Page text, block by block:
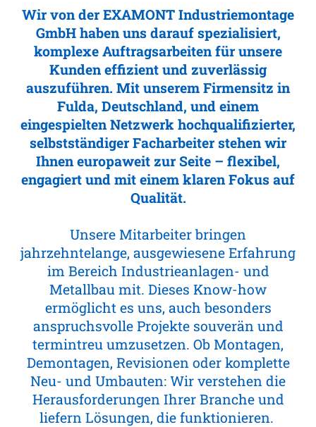
Wir von der EXAMONT Industriemontage
GmbH haben uns darauf spezialisiert,
komplexe Auftragsarbeiten für unsere
Kunden effizient und zuverlässig
auszuführen. Mit unserem Firmensitz in
Fulda, Deutschland, und einem
eingespielten Netzwerk hochqualifizierter,
selbstständiger Facharbeiter stehen wir
Ihnen europaweit zur Seite – flexibel,
engagiert und mit einem klaren Fokus auf
Qualität.
Unsere Mitarbeiter bringen
jahrzehntelange, ausgewiesene Erfahrung
im Bereich Industrieanlagen- und
Metallbau mit. Dieses Know-how
ermöglicht es uns, auch besonders
anspruchsvolle Projekte souverän und
termintreu umzusetzen. Ob Montagen,
Demontagen, Revisionen oder komplette
Neu- und Umbauten: Wir verstehen die
Herausforderungen Ihrer Branche und
liefern Lösungen, die funktionieren.